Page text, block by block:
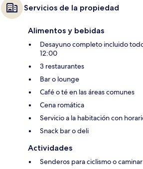
Servicios de la propiedad
Alimentos y bebidas
Desayuno completo incluido
12:00
3 restaurantes
Bar o lounge
Café o té en las áreas comunes
Cena romática
Servicio a la habitación con
Snack bar o deli
Actividades
Senderos para ciclismo o